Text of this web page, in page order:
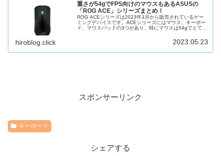
重さが54gでFPS向けのマウスもあるASUSの
「ROG ACE」シリーズまとめ！
ROG ACEシリーズは2023年3月から販売されているゲー
ミングデバイスです。ACEシリーズにはマウス、キーボー
ド、マウスパッドの3つがあり、特にマウスは54gでとても
hiroblog.click 2023.05.23
スポンサーリンク
キーボード
シェアする